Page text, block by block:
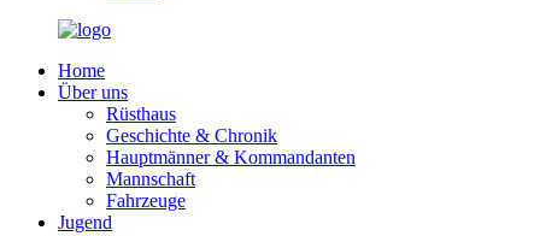
Home
Über uns
Rüsthaus
Geschichte & Chronik
Hauptmänner & Kommandanten
Mannschaft
Fahrzeuge
Jugend